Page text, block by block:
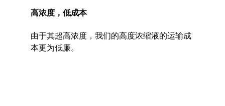
高浓度，低成本
由于其超高浓度，我们的高度浓缩液的运输成
本更为低廉。